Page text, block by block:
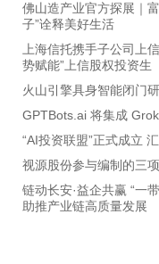
佛山造产业官方探展｜
子”诠释美好生活
上海信托携手子公司上
势赋能”上信股权投资生
火山引擎具身智能闭门
GPTBots.ai 将集成
“AI投资联盟”正式成立
视源股份参与编制的三
链动长安·益企共赢 “一
助推产业链高质量发展